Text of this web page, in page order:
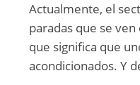
Actualmente, el
paradas que se
que significa que
acondicionados. Y